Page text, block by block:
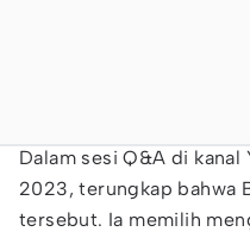
Dalam sesi Q&A di kanal
2023, terungkap bahwa
tersebut. Ia memilih